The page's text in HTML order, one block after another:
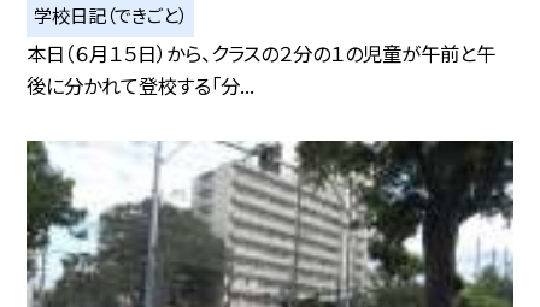
学校日記（できごと）
本日（６月１５日）から、クラスの２分の１の児童が午前と午
後に分かれて登校する「分...